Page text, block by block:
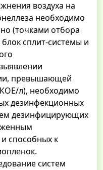
воздуха на
необходимо
(точками отбора
сплит-системы и
превышающей
л), необходимо
дезинфекционных
дезинфицирующих
способных к
систем